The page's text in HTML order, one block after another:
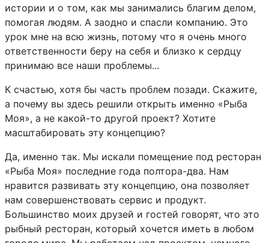
истории и о том, как мы занимались благим делом,
помогая людям. А заодно и спасли компанию. Это
урок мне на всю жизнь, потому что я очень много
ответственности беру на себя и близко к сердцу
принимаю все наши проблемы...
К счастью, хотя бы часть проблем позади. Скажите,
а почему вы здесь решили открыть именно «Рыба
Моя», а не какой-то другой проект? Хотите
масштабировать эту концепцию?
Да, именно так. Мы искали помещение под ресторан
«Рыба Моя» последние года полтора-два. Нам
нравится развивать эту концепцию, она позволяет
нам совершенствовать сервис и продукт.
Большинство моих друзей и гостей говорят, что это
рыбный ресторан, который хочется иметь в любом